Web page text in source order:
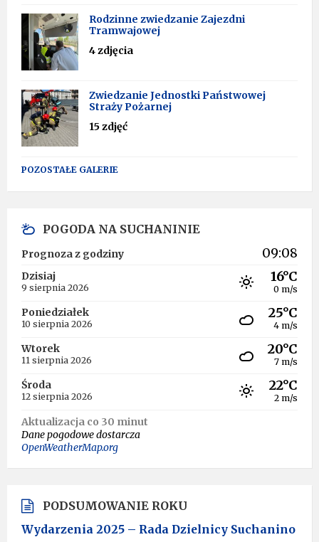
Rodzinne zwiedzanie Zajezdni
Tramwajowej
4 zdjęcia
Zwiedzanie Jednostki Państwowej
Straży Pożarnej
15 zdjęć
POZOSTAŁE GALERIE
POGODA NA SUCHANINIE
Prognoza z godziny 09:08
Dzisiaj
9 sierpnia 2026
16°C
0 m/s
Poniedziałek
10 sierpnia 2026
25°C
4 m/s
Wtorek
11 sierpnia 2026
20°C
7 m/s
Środa
12 sierpnia 2026
22°C
2 m/s
Aktualizacja co 30 minut
Dane pogodowe dostarcza
OpenWeatherMap.org
PODSUMOWANIE ROKU
Wydarzenia 2025 – Rada Dzielnicy Suchanino